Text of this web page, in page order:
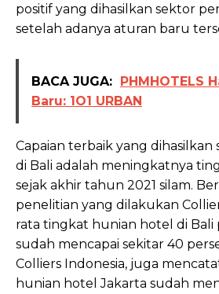
positif yang dihasilkan sektor
setelah adanya aturan baru
BACA JUGA: PHMHOTELS
Baru: 1O1 URBAN
Capaian terbaik yang
di Bali adalah meningkatnya
sejak akhir tahun 2021 silam.
penelitian yang dilakukan
rata tingkat hunian hotel di Bali
sudah mencapai sekitar 40
Colliers Indonesia, juga
hunian hotel Jakarta sudah